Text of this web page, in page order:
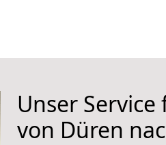
Unser
von Düren